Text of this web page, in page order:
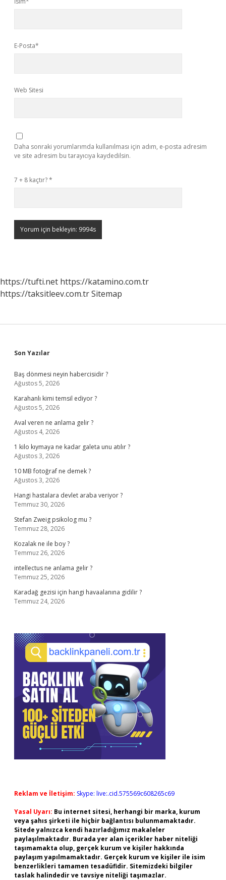
E-Posta*
Web Sitesi
Daha sonraki yorumlarımda kullanılması için adım, e-posta adresim
ve site adresim bu tarayıcıya kaydedilsin.
7 + 8 kaçtır?*
https://tufti.net https://katamino.com.tr
https://taksitleev.com.trSitemap
Sidebar
Son Yazılar
Baş dönmesi neyin habercisidir ?
Ağustos 5, 2026
Karahanlı kimi temsil ediyor ?
Ağustos 5, 2026
Aval veren ne anlama gelir ?
Ağustos 4, 2026
1 kilo kıymaya ne kadar galeta unu atılır ?
Ağustos 3, 2026
10 MB fotoğraf ne demek ?
Ağustos 3, 2026
Hangi hastalara devlet araba veriyor ?
Temmuz 30, 2026
Stefan Zweig psikolog mu ?
Temmuz 28, 2026
Kozalak ne ile boy ?
Temmuz 26, 2026
intellectus ne anlama gelir ?
Temmuz 25, 2026
Karadağ gezisi için hangi havaalanına gidilir ?
Temmuz 24, 2026
Reklam ve İletişim: Skype: live:.cid.575569c608265c69
Yasal Uyarı: Bu internet sitesi, herhangi bir marka, kurum
veya şahıs şirketi ile hiçbir bağlantısı bulunmamaktadır.
Sitede yalnızca kendi hazırladığımız makaleler
paylaşılmaktadır. Burada yer alan içerikler haber niteliği
taşımamakta olup, gerçek kurum ve kişiler hakkında
paylaşım yapılmamaktadır. Gerçek kurum ve kişiler ile isim
benzerlikleri tamamen tesadüfidir. Sitemizdeki bilgiler
taslak halindedir ve tavsiye niteliği taşımazlar.